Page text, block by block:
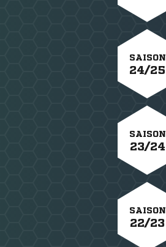
SAISON
24/25
SAISON
23/24
SAISON
22/23